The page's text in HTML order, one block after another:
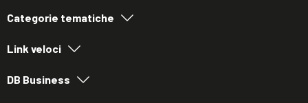
Categorie tematiche
Link veloci
DB Business